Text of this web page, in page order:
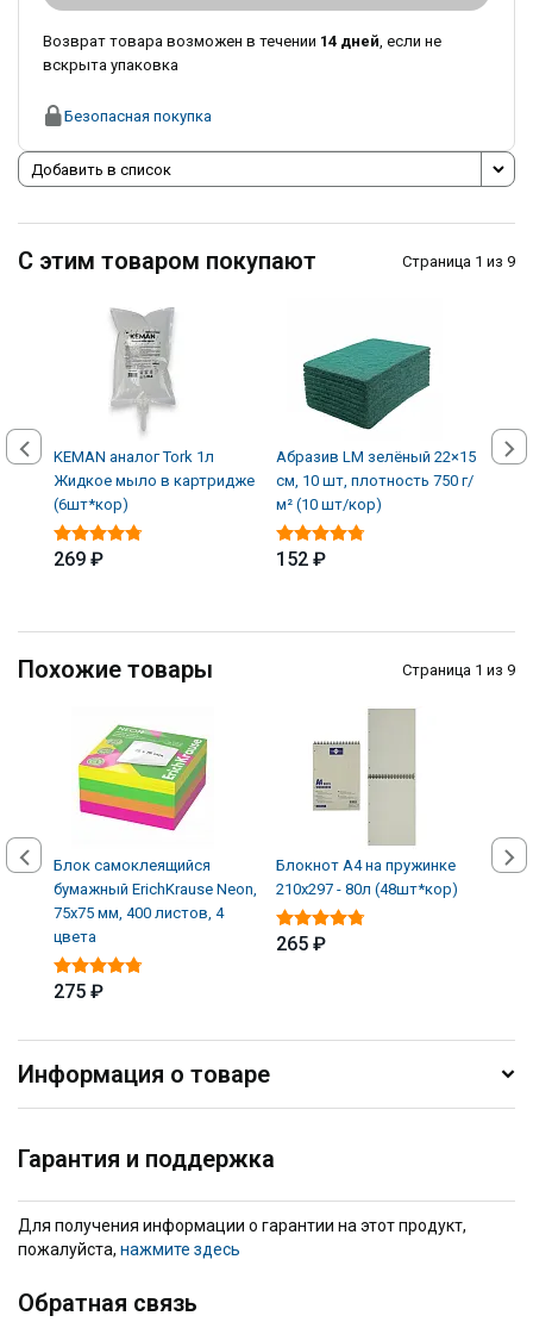
Возврат товара возможен в течении 14 дней , если не
вскрыта упаковка
Безопасная покупка
Добавить в список
С этим товаром покупают Страница 1 из 9
KEMAN аналог Tork 1л
Жидкое мыло в картридже
(6шт*кор)
269 ₽
Абразив LM зелёный 22×15
см, 10 шт, плотность 750 г/
м² (10 шт/кор)
152 ₽
Похожие товары Страница 1 из 9
Блок самоклеящийся
бумажный ErichKrause Neon,
75х75 мм, 400 листов, 4
цвета
275 ₽
Блокнот А4 на пружинке
210х297 - 80л (48шт*кор)
265 ₽
Информация о товаре
Гарантия и поддержка
Для получения информации о гарантии на этот продукт,
пожалуйста, нажмите здесь
Обратная связь